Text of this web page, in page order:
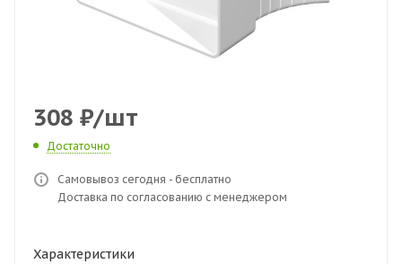
308 ₽/шт
Достаточно
Самовывоз сегодня - бесплатно
Доставка по согласованию с менеджером
Характеристики